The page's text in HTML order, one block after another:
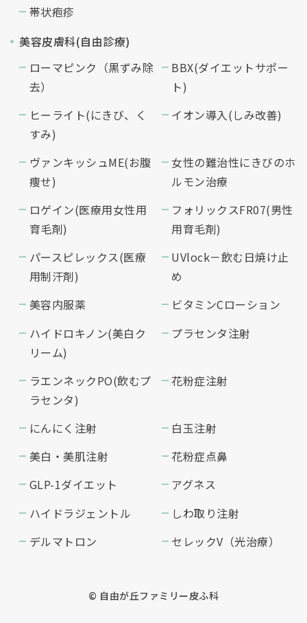
帯状疱疹
美容皮膚科(自由診療)
ローマピンク（黒ずみ除
去）
BBX(ダイエットサポー
ト)
ヒーライト(にきび、く
すみ)
イオン導入(しみ改善)
ヴァンキッシュME(お腹
痩せ)
女性の難治性にきびのホ
ルモン治療
ロゲイン(医療用女性用
育毛剤)
フォリックスFR07(男性
用育毛剤)
パースピレックス(医療
用制汗剤)
UVlock－飲む日焼け止
め
美容内服薬
ビタミンCローション
ハイドロキノン(美白ク
リーム)
プラセンタ注射
ラエンネックPO(飲むプ
ラセンタ)
花粉症注射
にんにく注射
白玉注射
美白・美肌注射
花粉症点鼻
GLP-1ダイエット
アグネス
ハイドラジェントル
しわ取り注射
デルマトロン
セレックV（光治療）
© 自由が丘ファミリー皮ふ科